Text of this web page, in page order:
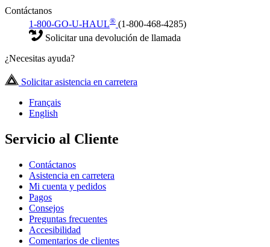
Contáctanos
1-800-GO-U-HAUL® (1-800-468-4285)
Solicitar una devolución de llamada
¿Necesitas ayuda?
Solicitar asistencia en carretera
Français
English
Servicio al Cliente
Contáctanos
Asistencia en carretera
Mi cuenta y pedidos
Pagos
Consejos
Preguntas frecuentes
Accesibilidad
Comentarios de clientes